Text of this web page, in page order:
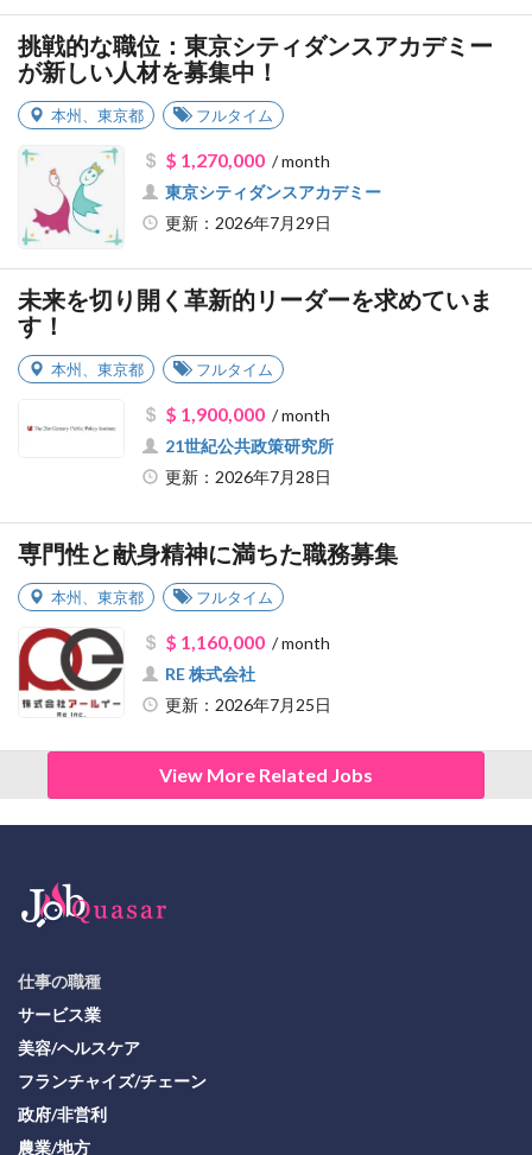
挑戦的な職位：東京シティダンスアカデミー
が新しい人材を募集中！
本州 東京都 フルタイム
$ 1,270,000/ month
東京シティダンスアカデミー
更新：2026年7月29日
未来を切り開く革新的リーダーを求めていま
す！
本州 東京都 フルタイム
$ 1,900,000/ month
21世紀公共政策研究所
更新：2026年7月28日
専門性と献身精神に満ちた職務募集
本州 東京都 フルタイム
$ 1,160,000/ month
RE 株式会社
更新：2026年7月25日
View More Related Jobs
仕事の職種
サービス業
美容/ヘルスケア
フランチャイズ/チェーン
政府/非営利
農業/地方